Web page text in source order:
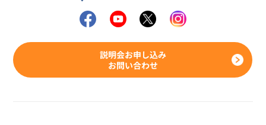
説明会お申し込み
お問い合わせ